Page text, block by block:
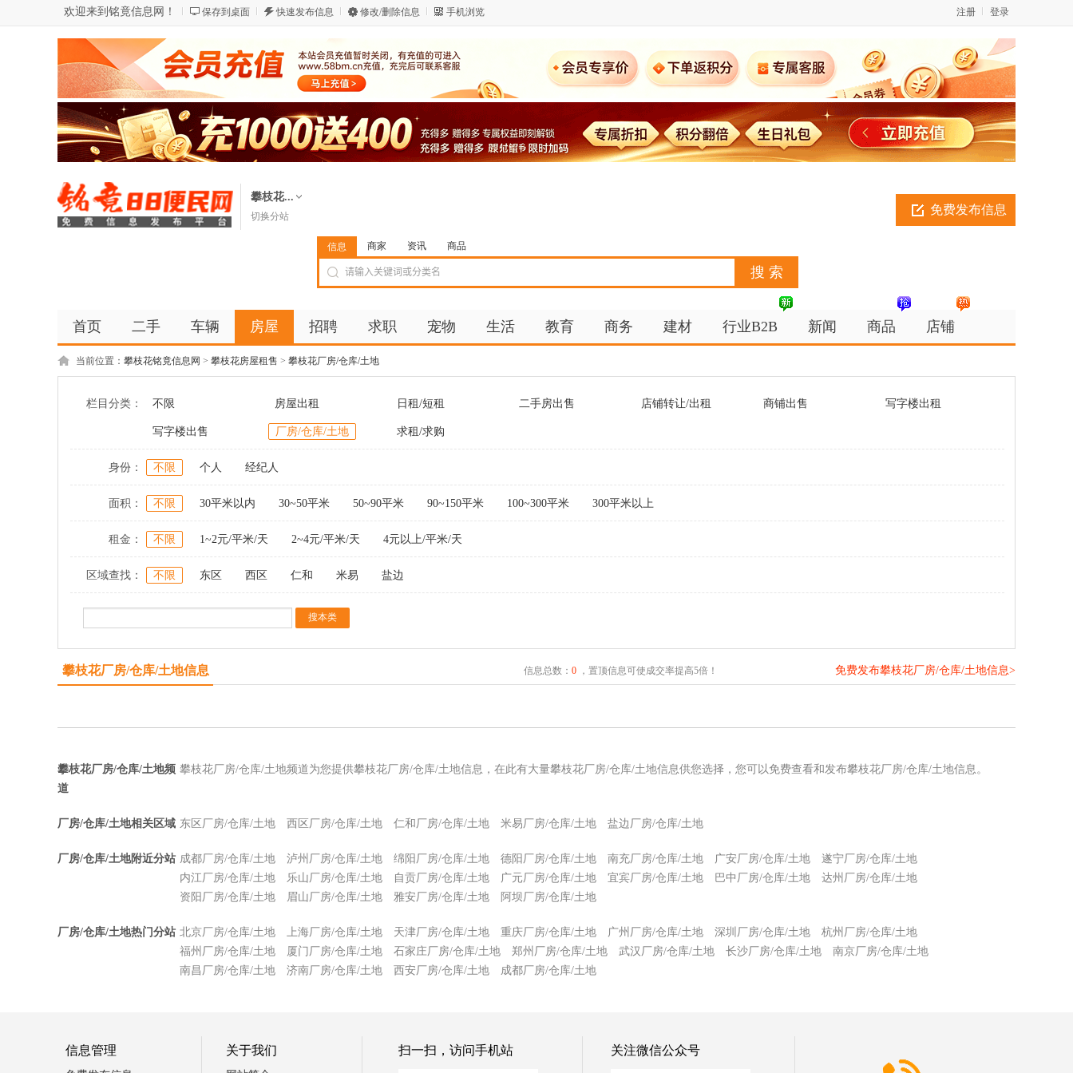
欢迎来到铭竟信息网！ 保存到桌面 快速发布信息 修改/删除信息 手机浏览 登录
注册
攀枝花...
切换分站 免费发布信息
信息 商家 资讯 商品
首页 二手 车辆 房屋 招聘 求职 宠物 生活 教育 商务 建材 行业B2B 新闻 商品 店铺
当前位置： 攀枝花铭竟信息网 > 攀枝花房屋租售 > 攀枝花厂房/仓库/土地
栏目分类： 不限 房屋出租 日租/短租 二手房出售 店铺转让/出租 商铺出售 写字楼出租
写字楼出售 厂房/仓库/土地 求租/求购
身份： 不限 个人 经纪人
面积： 不限 30平米以内 30~50平米 50~90平米 90~150平米 100~300平米 300平米以上
租金： 不限 1~2元/平米/天 2~4元/平米/天 4元以上/平米/天
区域查找： 不限 东区 西区 仁和 米易 盐边
攀枝花厂房/仓库/土地信息 信息总数： 0，置顶信息可使成交率提高5倍！ 免费发布攀枝花厂房/仓库/土地信息>
攀枝花厂房/仓库/土地频
道
攀枝花厂房/仓库/土地频道为您提供攀枝花厂房/仓库/土地信息，在此有大量攀枝花厂房/仓库/土地信息供您选择，您可以免费查看和发布攀枝花厂房/仓库/土地信息。
厂房/仓库/土地相关区域 东区厂房/仓库/土地 西区厂房/仓库/土地 仁和厂房/仓库/土地 米易厂房/仓库/土地 盐边厂房/仓库/土地
厂房/仓库/土地附近分站 成都厂房/仓库/土地 泸州厂房/仓库/土地 绵阳厂房/仓库/土地 德阳厂房/仓库/土地 南充厂房/仓库/土地 广安厂房/仓库/土地
遂宁厂房/仓库/土地
内江厂房/仓库/土地
乐山厂房/仓库/土地 自贡厂房/仓库/土地 广元厂房/仓库/土地 宜宾厂房/仓库/土地 巴中厂房/仓库/土地
达州厂房/仓库/土地
资阳厂房/仓库/土地
眉山厂房/仓库/土地 雅安厂房/仓库/土地 阿坝厂房/仓库/土地
厂房/仓库/土地热门分站 北京厂房/仓库/土地 上海厂房/仓库/土地 天津厂房/仓库/土地 重庆厂房/仓库/土地 广州厂房/仓库/土地 深圳厂房/仓库/土地
杭州厂房/仓库/土地
福州厂房/仓库/土地
厦门厂房/仓库/土地 石家庄厂房/仓库/土地 郑州厂房/仓库/土地 武汉厂房/仓库/土地 长沙厂房/仓库/土地
南京厂房/仓库/土地
南昌厂房/仓库/土地
济南厂房/仓库/土地 西安厂房/仓库/土地 成都厂房/仓库/土地
信息管理 关于我们 扫一扫，访问手机站 关注微信公众号